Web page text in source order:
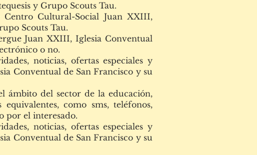
y Grupo Scouts Tau.
Cultural-Social Juan XXIII,
Scouts Tau.
Juan XXIII, Iglesia Conventual
o no.
noticias, ofertas especiales y
Conventual de San Francisco y su
ámbito del sector de la educación,
como sms, teléfonos,
por el interesado.
noticias, ofertas especiales y
Conventual de San Francisco y su